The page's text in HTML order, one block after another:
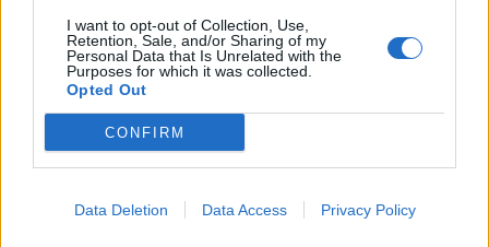
I want to opt-out of Collection, Use,
Retention, Sale, and/or Sharing of my
Personal Data that Is Unrelated with the
Purposes for which it was collected.
Opted Out
CONFIRM
Data Deletion Data Access Privacy Policy